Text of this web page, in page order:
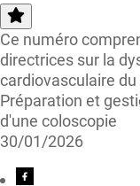
Ce numéro
directrices sur la
cardiovasculaire du
Préparation et
d'une coloscopie
30/01/2026